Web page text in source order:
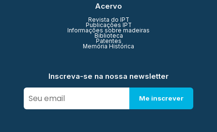
Acervo
Revista do IPT
Publicações IPT
Informações sobre madeiras
Biblioteca
Patentes
Memória Histórica
Inscreva-se na nossa newsletter
Me inscrever